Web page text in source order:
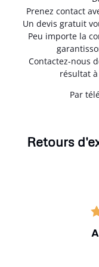
Prenez contact
Un devis gratuit
Peu importe la
Contactez-nous
résultat
Par
Retours